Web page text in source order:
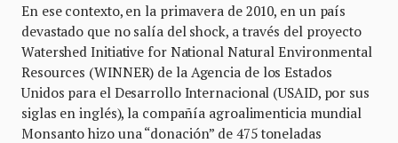
En ese contexto, en la primavera de 2010, en un país
devastado que no salía del shock, a través del proyecto
Watershed Initiative for National Natural Environmental
Resources (WINNER) de la Agencia de los Estados
Unidos para el Desarrollo Internacional (USAID, por sus
siglas en inglés), la compañía agroalimenticia mundial
Monsanto hizo una “donación” de 475 toneladas